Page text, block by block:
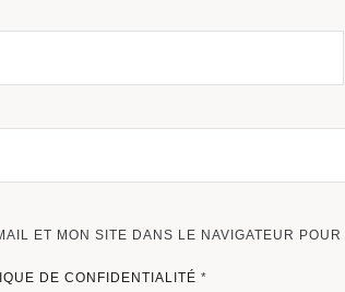
ET MON SITE DANS LE NAVIGATEUR
DE CONFIDENTIALITÉ *